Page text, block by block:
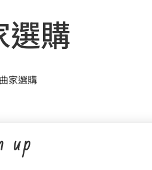
選購
家選購
up